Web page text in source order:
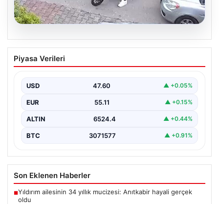
Bolu’da Vahşet: Yavru Kediye İşlenen
İğrenç Olay Kameralara Yansıdı
günlerde meydana gelen korkutucu olay, bölgedeki
sakinleri derinden sarstı. Elektrikli…
Piyasa Verileri
USD 47.60 ▲ +0.05%
EUR 55.11 ▲ +0.15%
ALTIN 6524.4 ▲ +0.44%
BTC 3071577 ▲ +0.91%
Son Eklenen Haberler
■Yıldırım ailesinin 34 yıllık mucizesi: Anıtkabir hayali gerçek
oldu